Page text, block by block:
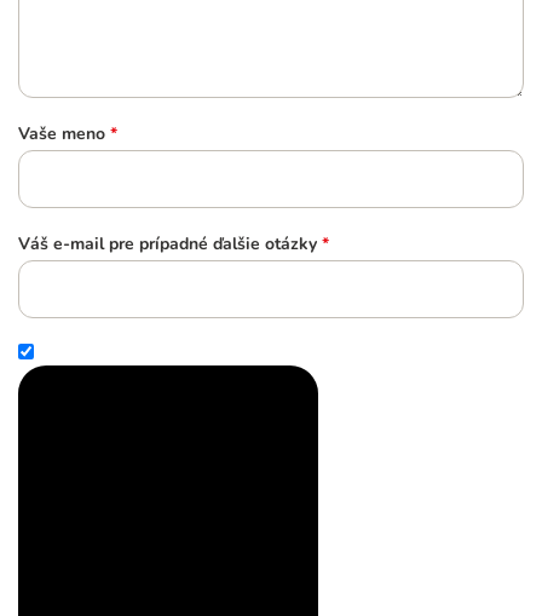
Vaše meno *
Váš e-mail pre prípadné ďalšie otázky *